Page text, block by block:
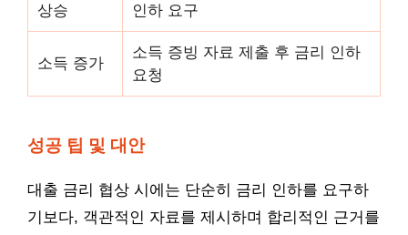
상승
인하 요구
소득 증가
소득 증빙 자료 제출 후 금리 인하
요청
성공 팁 및 대안
대출 금리 협상 시에는 단순히 금리 인하를 요구하
기보다, 객관적인 자료를 제시하며 합리적인 근거를